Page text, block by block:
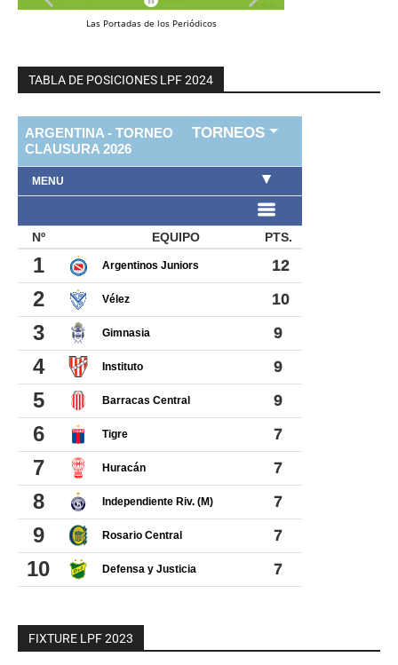
Las Portadas de los Periódicos
TABLA DE POSICIONES LPF 2024
FIXTURE LPF 2023